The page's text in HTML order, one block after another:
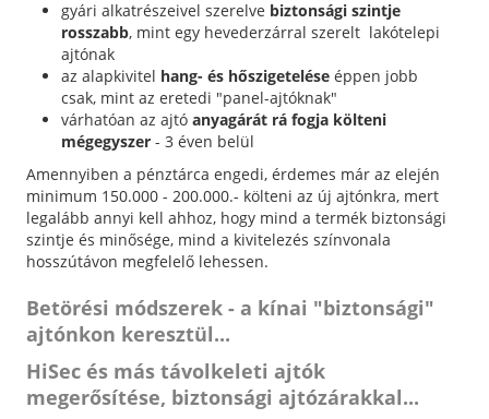
gyári alkatrészeivel szerelve biztonsági szintje
rosszabb, mint egy hevederzárral szerelt lakótelepi
ajtónak
az alapkivitel hang- és hőszigetelése éppen jobb
csak, mint az eretedi "panel-ajtóknak"
várhatóan az ajtó anyagárát rá fogja költeni
mégegyszer - 3 éven belül
Amennyiben a pénztárca engedi, érdemes már az elején
minimum 150.000 - 200.000.- költeni az új ajtónkra, mert
legalább annyi kell ahhoz, hogy mind a termék biztonsági
szintje és minősége, mind a kivitelezés színvonala
hosszútávon megfelelő lehessen.
Betörési módszerek - a kínai "biztonsági"
ajtónkon keresztül...
HiSec és más távolkeleti ajtók
megerősítése, biztonsági ajtózárakkal...